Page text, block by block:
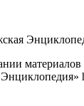
материалов